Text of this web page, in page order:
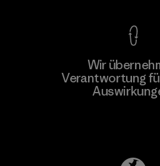
Wir
Verantwortung